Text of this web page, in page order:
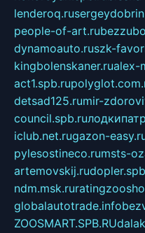
lenderoq.ru
people-of-art.ru
dynamoauto.ruszk-
kingbolenskaner.rualex-
act1.spb.ru
detsad125.rumir-
council.spb.ru
iclub.net.rugazon-
pylesostineco.rumsts-
artemovskij.ru
ndm.msk.ru
globalautotrade.info
ZOOSMART.SPB.RU